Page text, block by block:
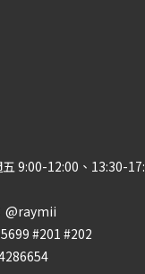
9:00-12:00、13:30-
@raymii
#201 #202